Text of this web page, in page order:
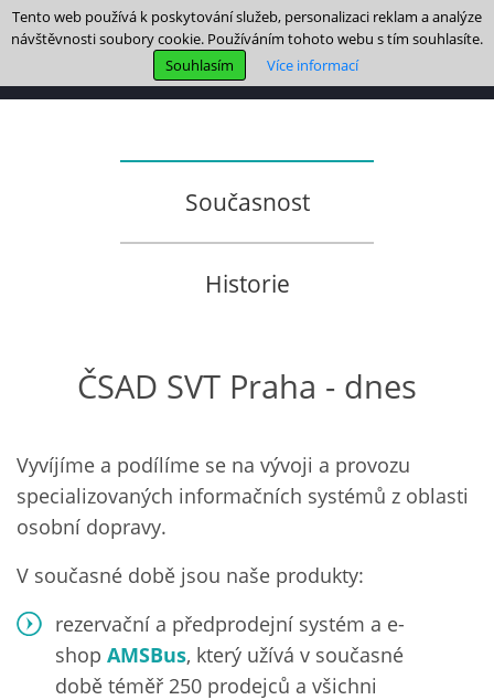
Současnost
Historie
ČSAD SVT Praha - dnes
Vyvíjíme a podílíme se na vývoji a provozu
specializovaných informačních systémů z oblasti
osobní dopravy.
V současné době jsou naše produkty:
rezervační a předprodejní systém a e-
shop AMSBus, který užívá v současné
době téměř 250 prodejců a všichni
Tento web používá k poskytování služeb, personalizaci reklam a analýze
návštěvnosti soubory cookie. Používáním tohoto webu s tím souhlasíte.
Souhlasím
Více informací